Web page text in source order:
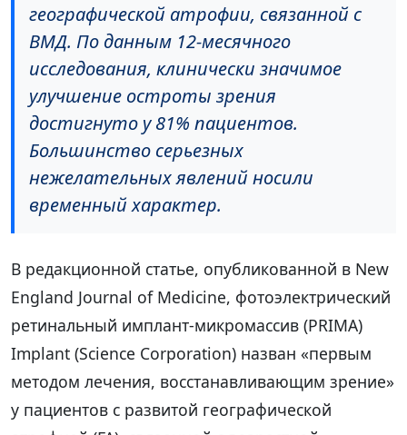
географической атрофии, связанной с
ВМД. По данным 12-месячного
исследования, клинически значимое
улучшение остроты зрения
достигнуто у 81% пациентов.
Большинство серьезных
нежелательных явлений носили
временный характер.
В редакционной статье, опубликованной в New
England Journal of Medicine, фотоэлектрический
ретинальный имплант-микромассив (PRIMA)
Implant (Science Corporation) назван «первым
методом лечения, восстанавливающим зрение»
у пациентов с развитой географической